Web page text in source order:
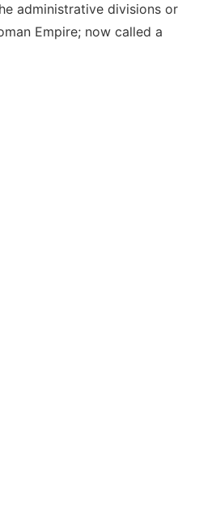
administrative divisions or
Empire; now called a